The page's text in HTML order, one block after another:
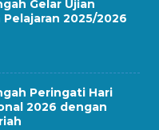
Gelar Ujian
2025/2026
Peringati Hari
2026 dengan